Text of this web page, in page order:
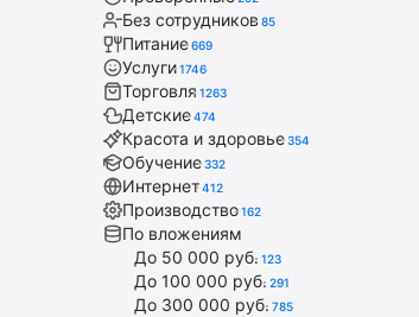
Без сотрудников 85
Питание669
Услуги1746
Торговля 1263
Детские474
Красота и здоровье354
Обучение332
Интернет412
Производство162
По вложениям
До 50 000 руб. 123
До 100 000 руб. 291
До 300 000 руб. 785